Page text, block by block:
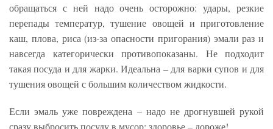
обращаться с ней надо очень осторожно: удары, резкие
перепады температур, тушение овощей и приготовление
каш, плова, риса (из-за опасности пригорания) эмали раз и
навсегда категорически противопоказаны. Не подходит
такая посуда и для жарки. Идеальна – для варки супов и для
тушения овощей с большим количеством жидкости.
Если эмаль уже повреждена – надо не дрогнувшей рукой
сразу выбросить посуду в мусор: здоровье – дороже!